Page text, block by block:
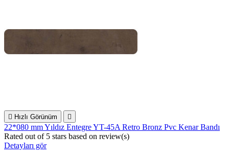
 Hızlı Görünüm 
22*080 mm Yıldız Entegre YT-45A Retro Bronz Pvc Kenar Bandı
Rated out of 5 stars based on review(s)
Detayları gör